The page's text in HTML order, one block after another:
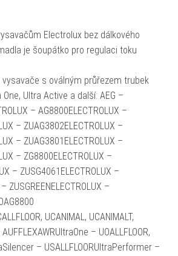
Electrolux bez dálkového
je šoupátko pro regulaci toku
vysavače s oválným průřezem trubek
Ultra Active a další: AEG –
– AG8800ELECTROLUX –
– ZUAG3802ELECTROLUX –
– ZUAG3801ELECTROLUX –
– ZG8800ELECTROLUX –
– ZUSG4061ELECTROLUX –
ZUSGREENELECTROLUX –
UCANIMAL, UCANIMALT,
– UOALLFLOOR,
– USALLFLOORUltraPerformer –